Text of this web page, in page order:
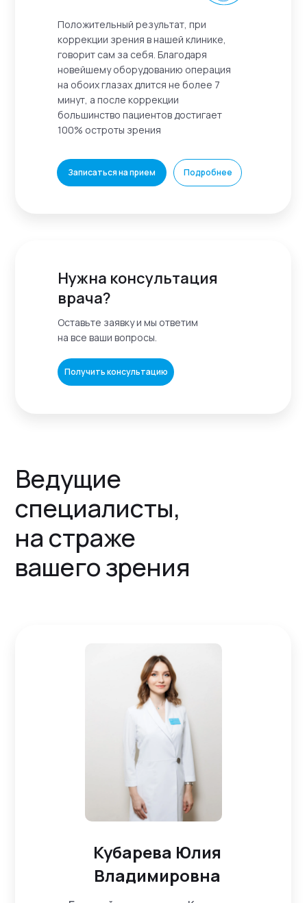
Положительный результат, при
коррекции зрения в нашей клинике,
говорит сам за себя. Благодаря
новейшему оборудованию операция
на обоих глазах длится не более 7
минут, а после коррекции
большинство пациентов достигает
100% остроты зрения
Записаться на прием Подробнее
Получить консультацию
Оставьте заявку и мы ответим
на все ваши вопросы.
Нужна консультация
врача?
Ведущие
специалисты,
на страже
вашего зрения
Кубарева Юлия
Владимировна